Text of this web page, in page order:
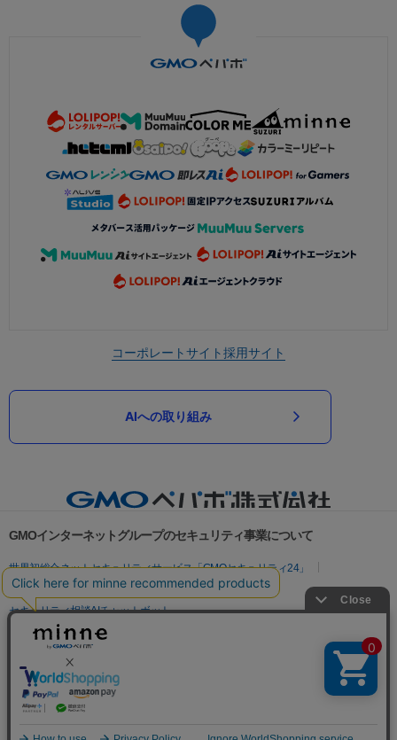
コーポレートサイト採用サイト
AIへの取り組み
GMOインターネットグループのセキュリティ事業について
世界初総合ネットセキュリティサービス「GMOセキュリティ24」
パスワード漏洩診断
Webサイトリスク診断
セキュリティ相談AIチャットボット
実在証明・盗聴対策
サイバー攻撃対策（GMO Flatt Security）
セキュリティ事業の軌跡